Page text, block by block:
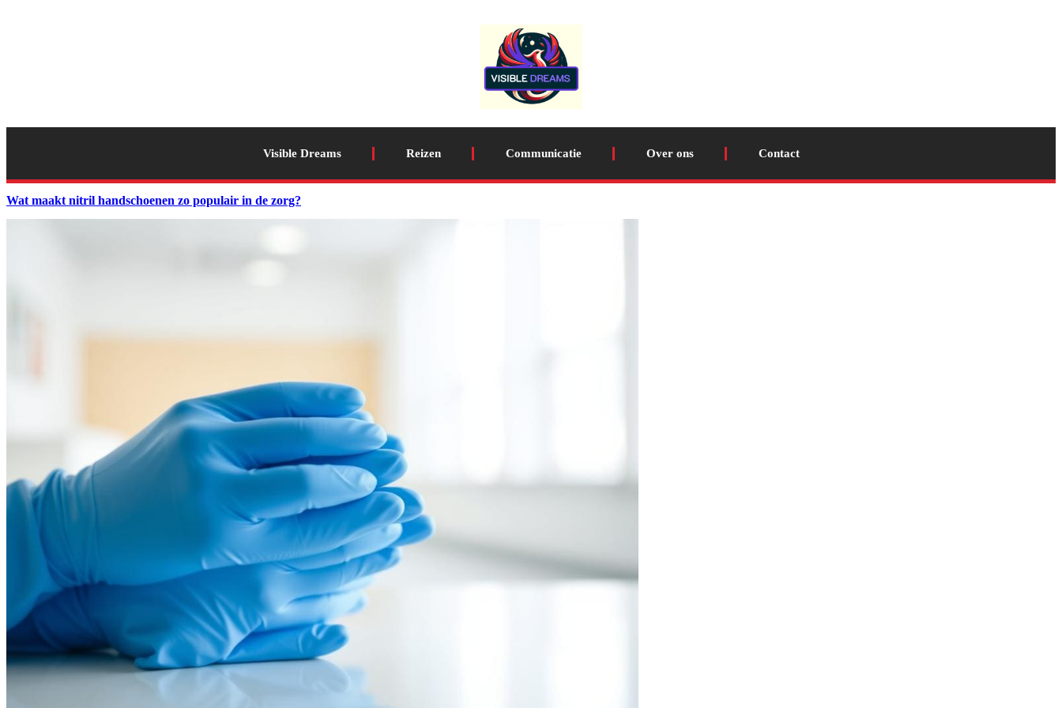
Visible Dreams Reizen Communicatie Over ons Contact
Wat maakt nitril handschoenen zo populair in de zorg?